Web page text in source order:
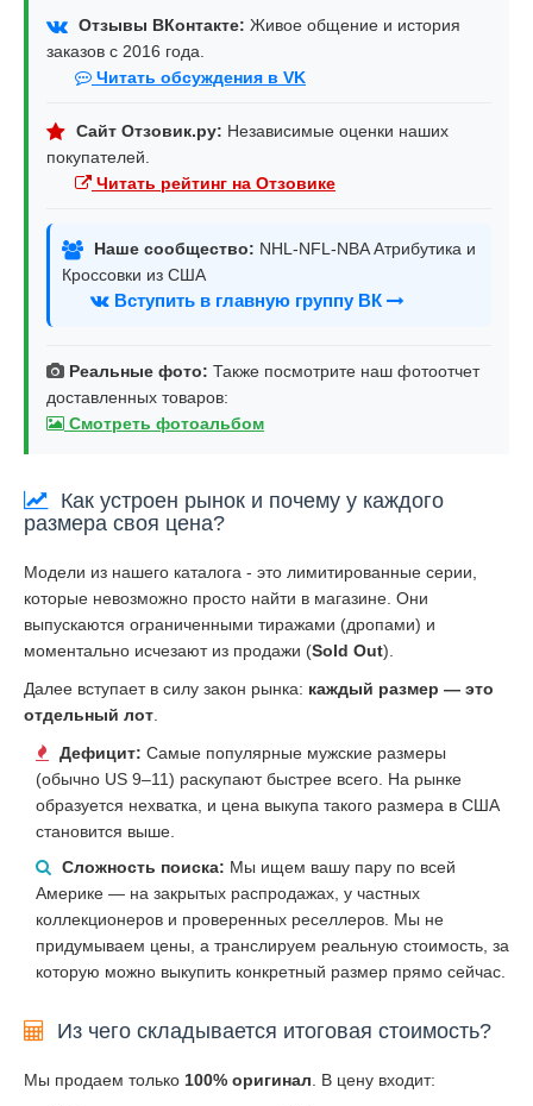
Отзывы ВКонтакте: Живое общение и история
заказов с 2016 года.
Читать обсуждения в VK
Сайт Отзовик.ру: Независимые оценки наших
покупателей.
Читать рейтинг на Отзовике
Наше сообщество: NHL-NFL-NBA Атрибутика и
Кроссовки из США
Вступить в главную группу ВК
Реальные фото: Также посмотрите наш фотоотчет
доставленных товаров:
Смотреть фотоальбом
Как устроен рынок и почему у каждого
размера своя цена?
Модели из нашего каталога - это лимитированные серии,
которые невозможно просто найти в магазине. Они
выпускаются ограниченными тиражами (дропами) и
моментально исчезают из продажи (Sold Out).
Далее вступает в силу закон рынка: каждый размер — это
отдельный лот
Дефицит: Самые популярные мужские размеры
(обычно US 9–11) раскупают быстрее всего. На рынке
образуется нехватка, и цена выкупа такого размера в США
становится выше.
Сложность поиска: Мы ищем вашу пару по всей
Америке — на закрытых распродажах, у частных
коллекционеров и проверенных реселлеров. Мы не
придумываем цены, а транслируем реальную стоимость, за
которую можно выкупить конкретный размер прямо сейчас.
Из чего складывается итоговая стоимость?
Мы продаем только 100% оригинал . В цену входит: